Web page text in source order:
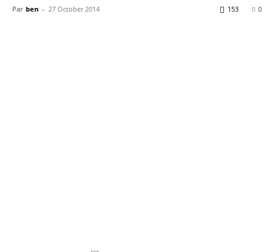
Par ben - 27 October 2014 0
153